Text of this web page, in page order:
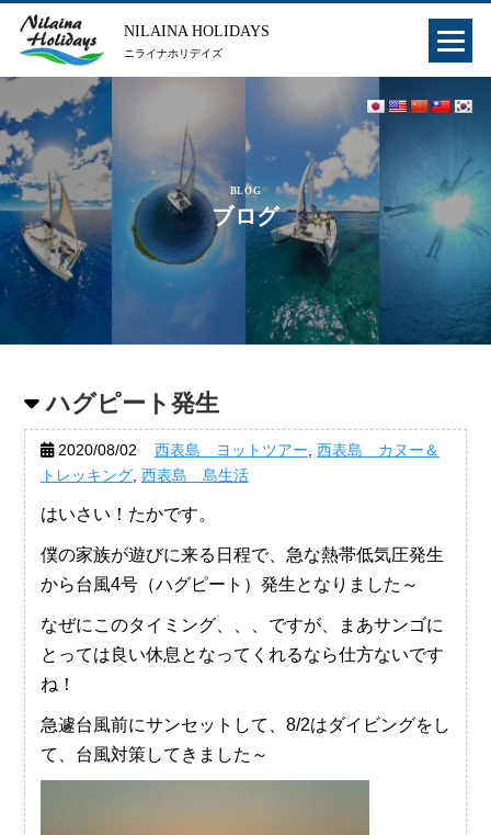
NILAINA HOLIDAYS
ニライナホリデイズ
BLOG
ブログ
ハグピート発生
2020/08/02 西表島 ヨットツアー 西表島 カヌー＆
トレッキング, 西表島 島生活
はいさい！たかです。
僕の家族が遊びに来る日程で、急な熱帯低気圧発生
から台風4号（ハグピート）発生となりました～
なぜにこのタイミング、、、ですが、まあサンゴに
とっては良い休息となってくれるなら仕方ないです
ね！
急遽台風前にサンセットして、8/2はダイビングをし
て、台風対策してきました～